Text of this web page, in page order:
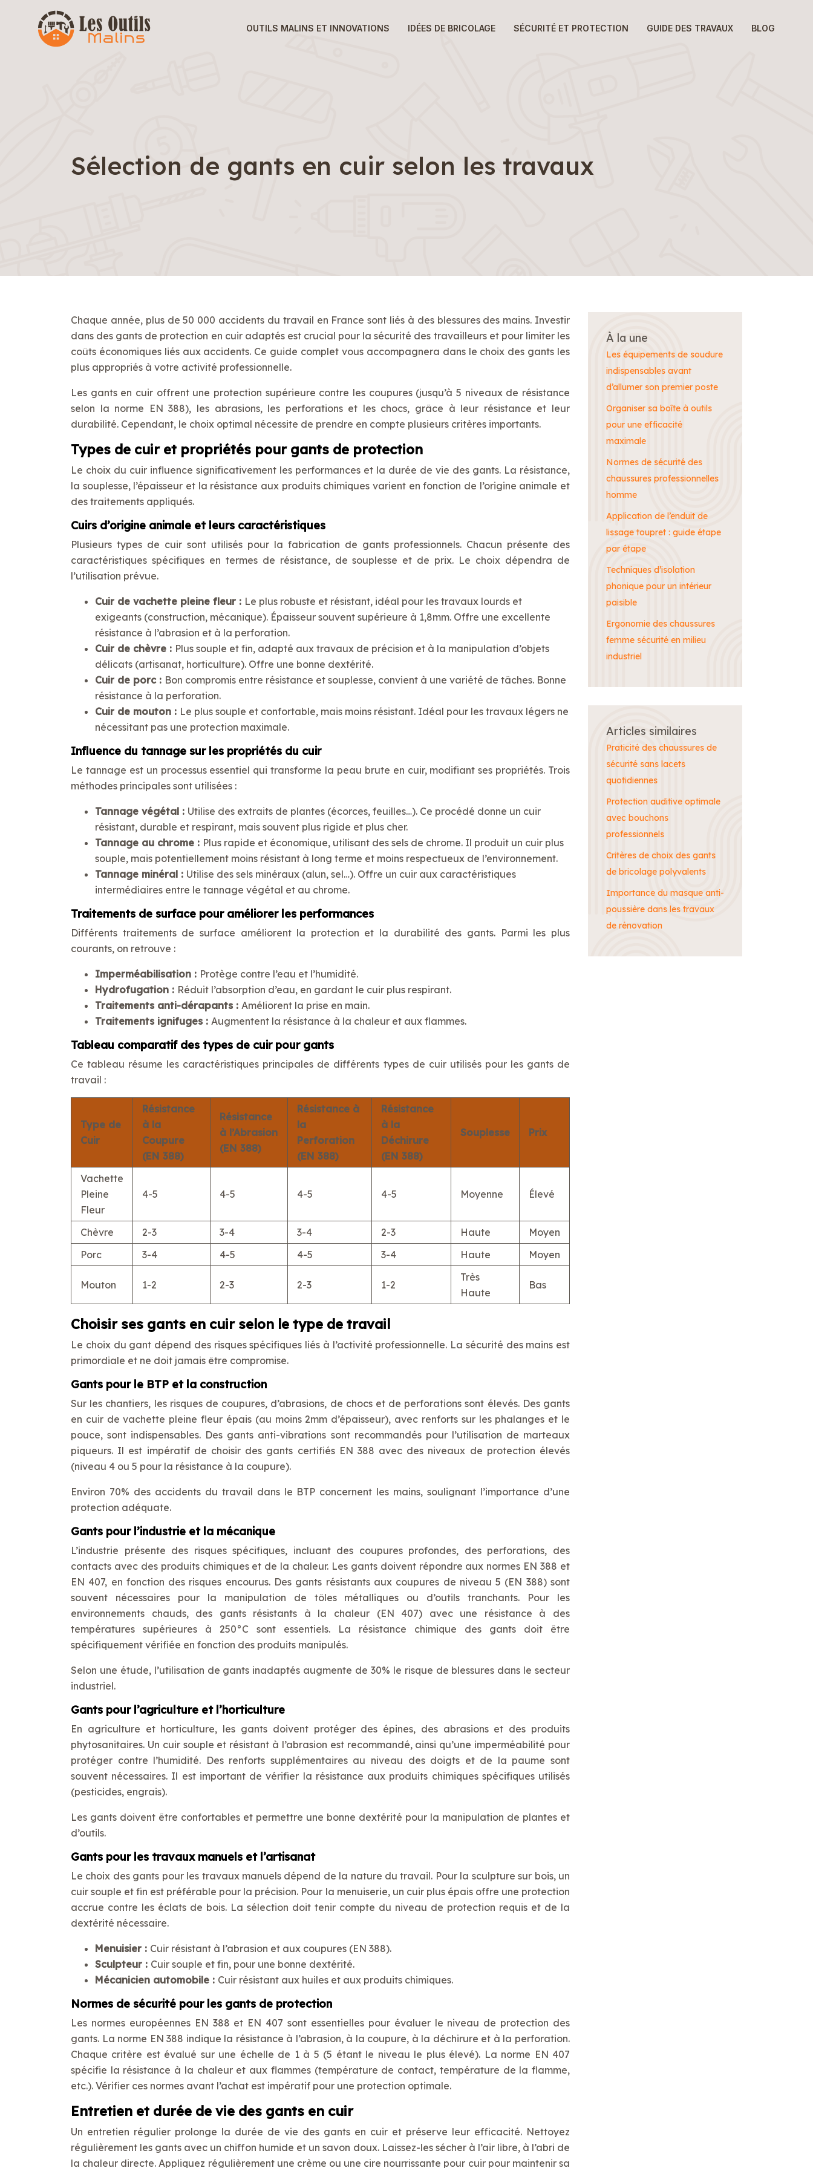
OUTILS MALINS ET INNOVATIONS IDÉES DE BRICOLAGE SÉCURITÉ ET PROTECTION GUIDE DES TRAVAUX BLOG
Sélection de gants en cuir selon les travaux
Chaque année, plus de 50 000 accidents du travail en France sont liés à des blessures des mains. Investir
dans des gants de protection en cuir adaptés est crucial pour la sécurité des travailleurs et pour limiter les
coûts économiques liés aux accidents. Ce guide complet vous accompagnera dans le choix des gants les
plus appropriés à votre activité professionnelle.
Les gants en cuir offrent une protection supérieure contre les coupures (jusqu’à 5 niveaux de résistance
selon la norme EN 388), les abrasions, les perforations et les chocs, grâce à leur résistance et leur
durabilité. Cependant, le choix optimal nécessite de prendre en compte plusieurs critères importants.
Types de cuir et propriétés pour gants de protection
Le choix du cuir influence significativement les performances et la durée de vie des gants. La résistance,
la souplesse, l’épaisseur et la résistance aux produits chimiques varient en fonction de l’origine animale et
des traitements appliqués.
Cuirs d’origine animale et leurs caractéristiques
Plusieurs types de cuir sont utilisés pour la fabrication de gants professionnels. Chacun présente des
caractéristiques spécifiques en termes de résistance, de souplesse et de prix. Le choix dépendra de
l’utilisation prévue.
Cuir de vachette pleine fleur : Le plus robuste et résistant, idéal pour les travaux lourds et
exigeants (construction, mécanique). Épaisseur souvent supérieure à 1,8mm. Offre une excellente
résistance à l’abrasion et à la perforation.
Cuir de chèvre : Plus souple et fin, adapté aux travaux de précision et à la manipulation d’objets
délicats (artisanat, horticulture). Offre une bonne dextérité.
Cuir de porc : Bon compromis entre résistance et souplesse, convient à une variété de tâches. Bonne
résistance à la perforation.
Cuir de mouton : Le plus souple et confortable, mais moins résistant. Idéal pour les travaux légers ne
nécessitant pas une protection maximale.
Influence du tannage sur les propriétés du cuir
Le tannage est un processus essentiel qui transforme la peau brute en cuir, modifiant ses propriétés. Trois
méthodes principales sont utilisées :
Tannage végétal : Utilise des extraits de plantes (écorces, feuilles…). Ce procédé donne un cuir
résistant, durable et respirant, mais souvent plus rigide et plus cher.
Tannage au chrome : Plus rapide et économique, utilisant des sels de chrome. Il produit un cuir plus
souple, mais potentiellement moins résistant à long terme et moins respectueux de l’environnement.
Tannage minéral : Utilise des sels minéraux (alun, sel…). Offre un cuir aux caractéristiques
intermédiaires entre le tannage végétal et au chrome.
Traitements de surface pour améliorer les performances
Différents traitements de surface améliorent la protection et la durabilité des gants. Parmi les plus
courants, on retrouve :
Imperméabilisation : Protège contre l’eau et l’humidité.
Hydrofugation : Réduit l’absorption d’eau, en gardant le cuir plus respirant.
Traitements anti-dérapants : Améliorent la prise en main.
Traitements ignifuges : Augmentent la résistance à la chaleur et aux flammes.
Tableau comparatif des types de cuir pour gants
Ce tableau résume les caractéristiques principales de différents types de cuir utilisés pour les gants de
travail :
Type de
Cuir
Résistance
à la
Coupure
(EN 388)
Résistance
à l’Abrasion
(EN 388)
Résistance à
la
Perforation
(EN 388)
Résistance
à la
Déchirure
(EN 388)
Souplesse Prix
Vachette
Pleine
Fleur
4-5 4-5 4-5 4-5 Moyenne Élevé
Chèvre 2-3 3-4 3-4 2-3 Haute
Moyen
Porc
3-4 4-5 4-5 3-4 Haute Moyen
Mouton 1-2 2-3 2-3 1-2
Très
Haute
Bas
Choisir ses gants en cuir selon le type de travail
Le choix du gant dépend des risques spécifiques liés à l’activité professionnelle. La sécurité des mains est
primordiale et ne doit jamais être compromise.
Gants pour le BTP et la construction
Sur les chantiers, les risques de coupures, d’abrasions, de chocs et de perforations sont élevés. Des gants
en cuir de vachette pleine fleur épais (au moins 2mm d’épaisseur), avec renforts sur les phalanges et le
pouce, sont indispensables. Des gants anti-vibrations sont recommandés pour l’utilisation de marteaux
piqueurs. Il est impératif de choisir des gants certifiés EN 388 avec des niveaux de protection élevés
(niveau 4 ou 5 pour la résistance à la coupure).
Environ 70% des accidents du travail dans le BTP concernent les mains, soulignant l’importance d’une
protection adéquate.
Gants pour l’industrie et la mécanique
L’industrie présente des risques spécifiques, incluant des coupures profondes, des perforations, des
contacts avec des produits chimiques et de la chaleur. Les gants doivent répondre aux normes EN 388 et
EN 407, en fonction des risques encourus. Des gants résistants aux coupures de niveau 5 (EN 388) sont
souvent nécessaires pour la manipulation de tôles métalliques ou d’outils tranchants. Pour les
environnements chauds, des gants résistants à la chaleur (EN 407) avec une résistance à des
températures supérieures à 250°C sont essentiels. La résistance chimique des gants doit être
spécifiquement vérifiée en fonction des produits manipulés.
Selon une étude, l’utilisation de gants inadaptés augmente de 30% le risque de blessures dans le secteur
industriel.
Gants pour l’agriculture et l’horticulture
En agriculture et horticulture, les gants doivent protéger des épines, des abrasions et des produits
phytosanitaires. Un cuir souple et résistant à l’abrasion est recommandé, ainsi qu’une imperméabilité pour
protéger contre l’humidité. Des renforts supplémentaires au niveau des doigts et de la paume sont
souvent nécessaires. Il est important de vérifier la résistance aux produits chimiques spécifiques utilisés
(pesticides, engrais).
Les gants doivent être confortables et permettre une bonne dextérité pour la manipulation de plantes et
d’outils.
Gants pour les travaux manuels et l’artisanat
Le choix des gants pour les travaux manuels dépend de la nature du travail. Pour la sculpture sur bois, un
cuir souple et fin est préférable pour la précision. Pour la menuiserie, un cuir plus épais offre une protection
accrue contre les éclats de bois. La sélection doit tenir compte du niveau de protection requis et de la
dextérité nécessaire.
Menuisier : Cuir résistant à l’abrasion et aux coupures (EN 388).
Sculpteur : Cuir souple et fin, pour une bonne dextérité.
Mécanicien automobile : Cuir résistant aux huiles et aux produits chimiques.
Normes de sécurité pour les gants de protection
Les normes européennes EN 388 et EN 407 sont essentielles pour évaluer le niveau de protection des
gants. La norme EN 388 indique la résistance à l’abrasion, à la coupure, à la déchirure et à la perforation.
Chaque critère est évalué sur une échelle de 1 à 5 (5 étant le niveau le plus élevé). La norme EN 407
spécifie la résistance à la chaleur et aux flammes (température de contact, température de la flamme,
etc.). Vérifier ces normes avant l’achat est impératif pour une protection optimale.
Entretien et durée de vie des gants en cuir
Un entretien régulier prolonge la durée de vie des gants en cuir et préserve leur efficacité. Nettoyez
régulièrement les gants avec un chiffon humide et un savon doux. Laissez-les sécher à l’air libre, à l’abri de
la chaleur directe. Appliquez régulièrement une crème ou une cire nourrissante pour cuir pour maintenir sa
À la une
Les équipements de soudure
indispensables avant
d’allumer son premier poste
Organiser sa boîte à outils
pour une efficacité
maximale
Normes de sécurité des
chaussures professionnelles
homme
Application de l’enduit de
lissage toupret : guide étape
par étape
Techniques d’isolation
phonique pour un intérieur
paisible
Ergonomie des chaussures
femme sécurité en milieu
industriel
Articles similaires
Praticité des chaussures de
sécurité sans lacets
quotidiennes
Protection auditive optimale
avec bouchons
professionnels
Critères de choix des gants
de bricolage polyvalents
Importance du masque anti-
poussière dans les travaux
de rénovation